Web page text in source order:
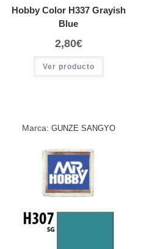
Hobby Color H337 Grayish
Blue
2,80€
Ver producto
Marca: GUNZE SANGYO